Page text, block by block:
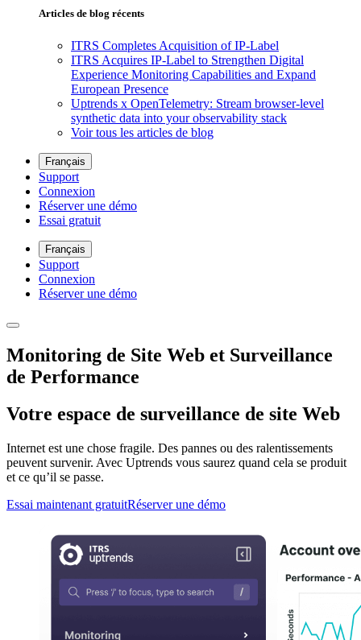
Articles de blog récents
ITRS Completes Acquisition of IP-Label
ITRS Acquires IP-Label to Strengthen Digital
Experience Monitoring Capabilities and Expand
European Presence
Uptrends x OpenTelemetry: Stream browser-level
synthetic data into your observability stack
Voir tous les articles de blog
Français
Support
Connexion
Réserver une démo
Essai gratuit
Français
Support
Connexion
Réserver une démo
Monitoring de Site Web et Surveillance
de Performance
Votre espace de surveillance de site Web
Internet est une chose fragile. Des pannes ou des ralentissements
peuvent survenir. Avec Uptrends vous saurez quand cela se produit
et ce qu’il se passe.
Essai maintenant gratuitRéserver une démo